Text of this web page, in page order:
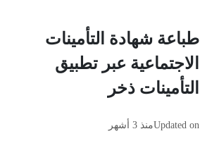
طباعة شهادة التأمينات
الاجتماعية عبر تطبيق
التأمينات ذخر
Updated onمنذ 3 أشهر